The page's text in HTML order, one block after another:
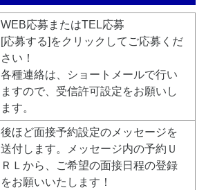
WEB応募またはTEL応募
[応募する]をクリックしてご応募くだ
さい！
各種連絡は、ショートメールで行い
ますので、受信許可設定をお願いし
ます。
後ほど面接予約設定のメッセージを
送付します。メッセージ内の予約Ｕ
ＲＬから、ご希望の面接日程の登録
をお願いいたします！